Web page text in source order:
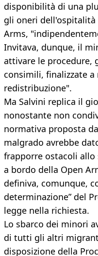
disponibilità di una
gli oneri
Arms,
Invitava, dunque, il
attivare le procedure,
consimili, finalizzate
redistribuzione".
Ma Salvini replica il
nonostante non
normativa proposta
malgrado avrebbe
frapporre ostacoli allo
a bordo della Open
definiva, comunque,
determinazione” del
legge nella richiesta.
Lo sbarco dei minori
di tutti gli altri
disposizione della